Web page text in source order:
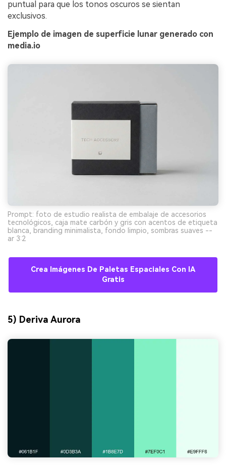
puntual para que los tonos oscuros se sientan
exclusivos.
Ejemplo de imagen de superficie lunar generado con
media.io
Prompt: foto de estudio realista de embalaje de accesorios
tecnológicos, caja mate carbón y gris con acentos de etiqueta
blanca, branding minimalista, fondo limpio, sombras suaves --
ar 3:2
Crea Imágenes De Paletas Espaciales Con IA
Gratis
5) Deriva Aurora